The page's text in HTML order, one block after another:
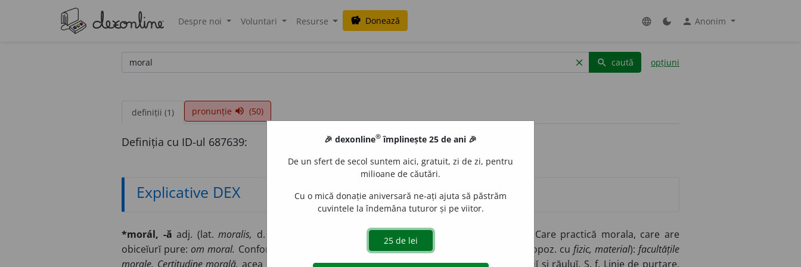
Despre noi Voluntari Resurse savings Donează language dark_mode person Anonim
clear search caută opțiuni
definiții (1) pronunție volume_up (50)
Definiția cu ID-ul 687639:
Explicative DEX
*morál, -ă adj. (lat.moralis, d. obiceĭ). Relativ la obiceĭurĭ:
Care practică morala, care are
obiceĭurĭ pure:om moral. Conform bunelor obiceĭurĭ: carte morală.Intelectual, spiritual (în opoz. cu fizic, material): facultățile
morale. Certitudine morală, acea care e bazată pe probalitățĭ.Simțu moral,cunoștința bineluĭ și răuluĭ. S. f. Linie de purtare,
🎉 dexonline® împlinește 25 de ani 🎉
De un sfert de secol suntem aici, gratuit, zi de zi, pentru
milioane de căutări.
Cu o mică donație aniversară ne-ați ajuta să păstrăm
cuvintele la îndemâna tuturor și pe viitor.